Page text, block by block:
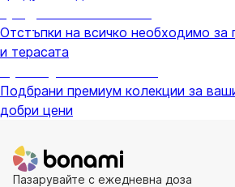
Отстъпки на всичко необходимо за
и терасата
Подбрани премиум колекции за
добри цени
Пазарувайте с ежедневна доза